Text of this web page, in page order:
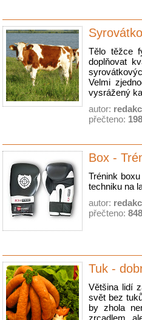
Tělo těžce
doplňovat
Velmi
vysrážený
autor:
přečteno:
Box -
Trénink
techniku na
autor:
přečteno:
Tuk -
Většina lidí
svět bez
by zhola
zrcadlem,